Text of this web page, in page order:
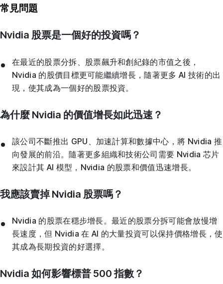
常見問題
Nvidia 股票是一個好的投資嗎？
在最近的股票分拆、股票飆升和創紀錄的市值之後，
Nvidia 的股價目標更可能繼續增長，隨著更多 AI 技術的出
現，使其成為一個好的股票投資。
為什麼 Nvidia 的價值增長如此迅速？
該公司不斷推出 GPU、加速計算和數據中心，將 Nvidia 推
向發展的前沿。隨著更多組織和技術公司需要 Nvidia 芯片
來設計其 AI 模型，Nvidia 的股票和價值迅速增長。
我應該賣掉 Nvidia 股票嗎？
Nvidia 的股票在穩步增長。最近的股票分拆可能會放慢增
長速度，但 Nvidia 在 AI 的大量投資可以保持價格增長，使
其成為長期投資的好選擇。
Nvidia 如何影響標普 500 指數？